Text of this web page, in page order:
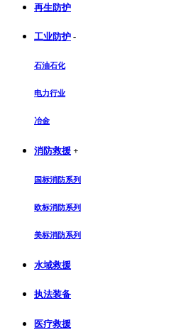
再生防护
工业防护 -
石油石化
电力行业
冶金
消防救援 +
国标消防系列
欧标消防系列
美标消防系列
水域救援
执法装备
医疗救援